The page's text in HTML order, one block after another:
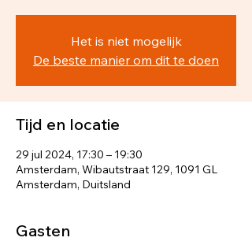
Het is niet mogelijk
De beste manier om dit te doen
Tijd en locatie
29 jul 2024, 17:30 – 19:30
Amsterdam, Wibautstraat 129, 1091 GL
Amsterdam, Duitsland
Gasten